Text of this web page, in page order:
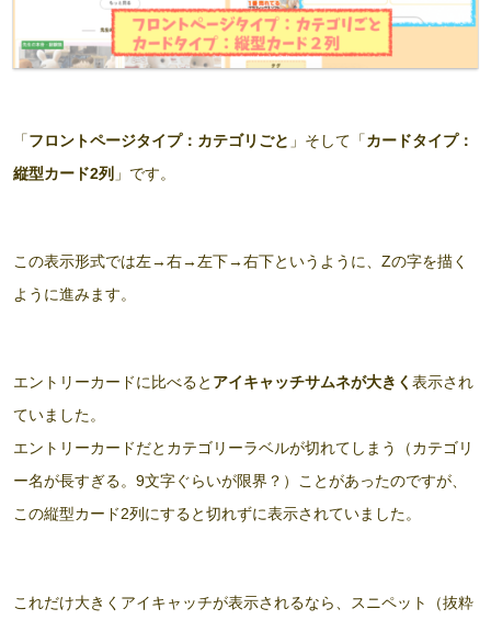
「フロントページタイプ：カテゴリごと 」そして「カードタイプ：
縦型カード2列 」です。
この表示形式では左→右→左下→右下というように、Zの字を描く
ように進みます。
エントリーカードに比べると アイキャッチサムネが大きく 表示され
ていました。
エントリーカードだとカテゴリーラベルが切れてしまう（カテゴリ
ー名が長すぎる。9文字ぐらいが限界？）ことがあったのですが、
この縦型カード2列にすると切れずに表示されていました。
これだけ大きくアイキャッチが表示されるなら、スニペット（抜粋